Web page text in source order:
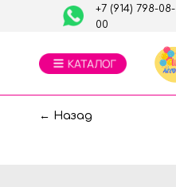
+7 (914) 798-08-
00
← Назад